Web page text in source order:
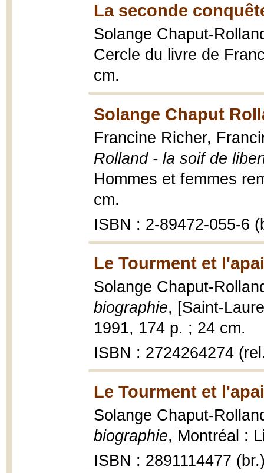
La seconde
Solange Chaput-
Cercle du livre de
cm.
Solange Chaput
Francine Richer,
Rolland - la soif de
Hommes et femmes
cm.
ISBN : 2-89472-055-6
Le Tourment et
Solange Chaput-
biographie, [Saint-
1991, 174 p. ; 24 cm.
ISBN : 2724264274
Le Tourment et
Solange Chaput-
biographie, Montréal :
ISBN : 2891114477